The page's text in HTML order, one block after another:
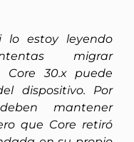
lo estoy leyendo
migrar
30.x puede
dispositivo. Por
mantener
que Core retiró